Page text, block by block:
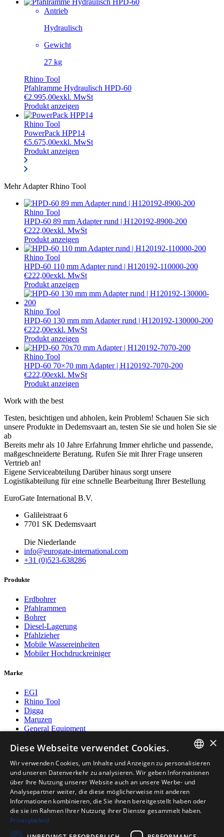
Antrieb
Hydraulisch
Gewicht
27 kg
Rhino Tool
Pfahlramme Hydraulisch HPD-60
€2.995,00exkl. MwSt
Produkt anzeigen
Rhino Tool
PowerPack HPP14
€5.675,00exkl. MwSt
Produkt anzeigen
MehrAdapter Rhino Tool
Rhino Tool
HPD-60 89 mm Adapter rund | H120192-8900-200
€222,00exkl. MwSt
Produkt anzeigen
Rhino Tool
HPD-60 110 mm Adapter rund | H120192-110000-200
€222,00exkl. MwSt
Produkt anzeigen
Rhino Tool
HPD-60 130 mm mm Adapter rund | H120192-130000-200
€222,00exkl. MwSt
Produkt anzeigen
Rhino Tool
HPD-60 70×70 mm Adapter | H120192-7070-200
€222,00exkl. MwSt
Produkt anzeigen
Work with the best
Testen, besichtigen und abholen, kein Problem! Schauen Sie sich
unsere Produkte in Dedemsvaart an, testen Sie sie und holen Sie sie
ab
Bereits mehr als 10 Jahre Erfahrung Immer ehrliche und passende,
maßgeschneiderte Beratung. Rufen Sie mit Ihrer Frage unseren
Vertrieb an!
Eigene Serviceabteilung Darüber hinaus sorgt unsere
Logistikabteilung für eine schnelle Bearbeitung Ihrer Bestellung
EuroGate International B.V.
Galileistraat 6
7701 SK Dedemsvaart
Die Niederlande
info@eurogate-international.com
+31 (0)523-638286
Produkte
Erdbohrer
Pfahlrammen
Bohrer
Diesel-Lagerung
Pfahlzieher
Mobile Wassereinheiten
Mobiler Hochdruckreiniger
Marke
EGI
Rhino Tool
Digga
Maruzen
General Equipment
Fuel Proof
Zahlungsarten
Folge uns auf
DUTCH
ENGLISH
POLISH
×
Diese Webseite verwendet Cookies.
Wir verwenden Cookies, um Inhalte und Anzeigen zu personalisieren
und unseren Datenverkehr zu analysieren. Wir geben Informationen
über Ihre Nutzung unserer Website auch an unsere Werbe- und
Analysepartner weiter, die diese möglicherweise mit anderen
Informationen kombinieren, die Sie ihnen bereitgestellt haben oder
die sie im Rahmen Ihrer Nutzung ihrer Dienste gesammelt haben.
Privacybeleid